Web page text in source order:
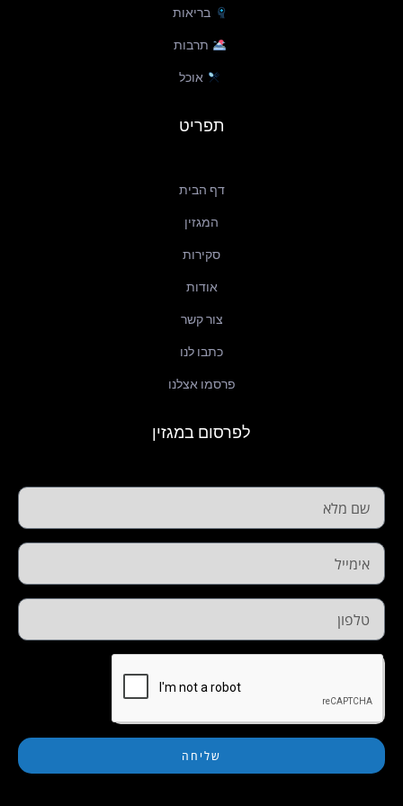
בריאות
תרבות
אוכל
תפריט
דף הבית
המגזין
סקירות
אודות
צור קשר
כתבו לנו
פרסמו אצלנו
לפרסום במגזין
שליחה